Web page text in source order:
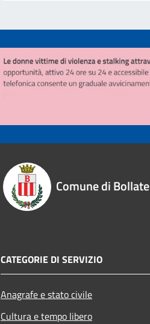
Comune di Bollate
CATEGORIE DI SERVIZIO
Anagrafe e stato civile
Cultura e tempo libero